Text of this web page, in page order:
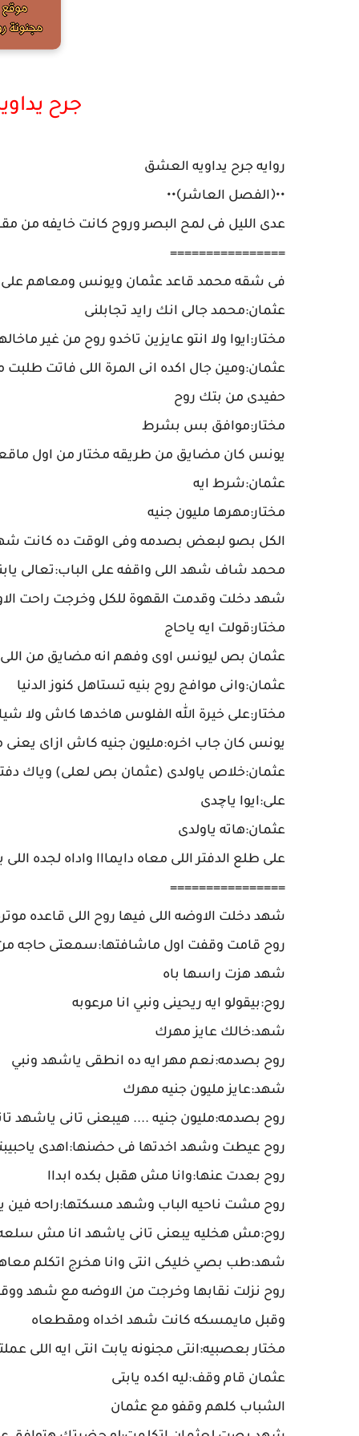
جرح
روايه جرح يداويه العشق
••﴿الفصل العاشر﴾••
عدى الليل فى لمح البصر وروح كانت خايفه من
================
فى شقه محمد قاعد عثمان ويونس ومعاهم على
عثمان:محمد جالى انك رايد تجابلنى
مختار:ايوا ولا انتو عايزين تاخدو روح من غير
عثمان:ومين جال اكده انى المرة اللى فاتت
حفيدى من بتك روح
مختار:موافق بس بشرط
يونس كان مضايق من طريقه مختار من اول
عثمان:شرط ايه
مختار:مهرها مليون جنيه
الكل بصو لبعض بصدمه وفى الوقت ده كانت
محمد شاف شهد اللى واقفه على الباب:تعالى
شهد دخلت وقدمت القهوة للكل وخرجت راحت
مختار:قولت ايه ياحاج
عثمان بص ليونس اوى وفهم انه مضايق من
عثمان:وانى موافج روح بنيه تستاهل كنوز الدنيا
مختار:على خيرة الله الفلوس هاخدها كاش ولا
يونس كان جاب اخره:مليون جنيه كاش ازاى يعنى
عثمان:خلاص ياولدى (عثمان بص لعلى) وياك
على:ايوا ياچدى
عثمان:هاته ياولدى
على طلع الدفتر اللى معاه دايمااا واداه لجده
================
شهد دخلت الاوضه اللى فيها روح اللى قاعده
روح قامت وقفت اول ماشافتها:سمعتى حاجه
شهد هزت راسها باه
روح:بيقولو ايه ريحينى ونبي انا مرعوبه
شهد:خالك عايز مهرك
روح بصدمه:نعم مهر ايه ده انطقى ياشهد ونبي
شهد:عايز مليون جنيه مهرك
روح بصدمه:مليون جنيه .... هيبعنى تانى ياشهد
روح عيطت وشهد اخدتها فى حضنها:اهدى
روح بعدت عنها:وانا مش هقبل بكده ابداا
روح مشت ناحيه الباب وشهد مسكتها:راحه فين
روح:مش هخليه يبعنى تانى ياشهد انا مش
شهد:طب بصي خليكى انتى وانا هخرج اتكلم
روح نزلت نقابها وخرجت من الاوضه مع شهد
وقبل مايمسكه كانت شهد اخداه ومقطعاه
مختار بعصبيه:انتى مجنونه يابت انتى ايه اللى
عثمان قام وقف:ليه اكده يابتى
الشباب كلهم وقفو مع عثمان